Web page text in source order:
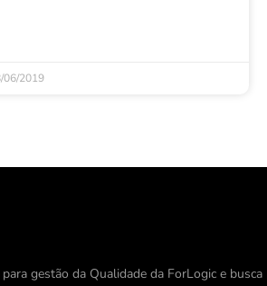
06/2019
gestão da Qualidade da ForLogic e busca